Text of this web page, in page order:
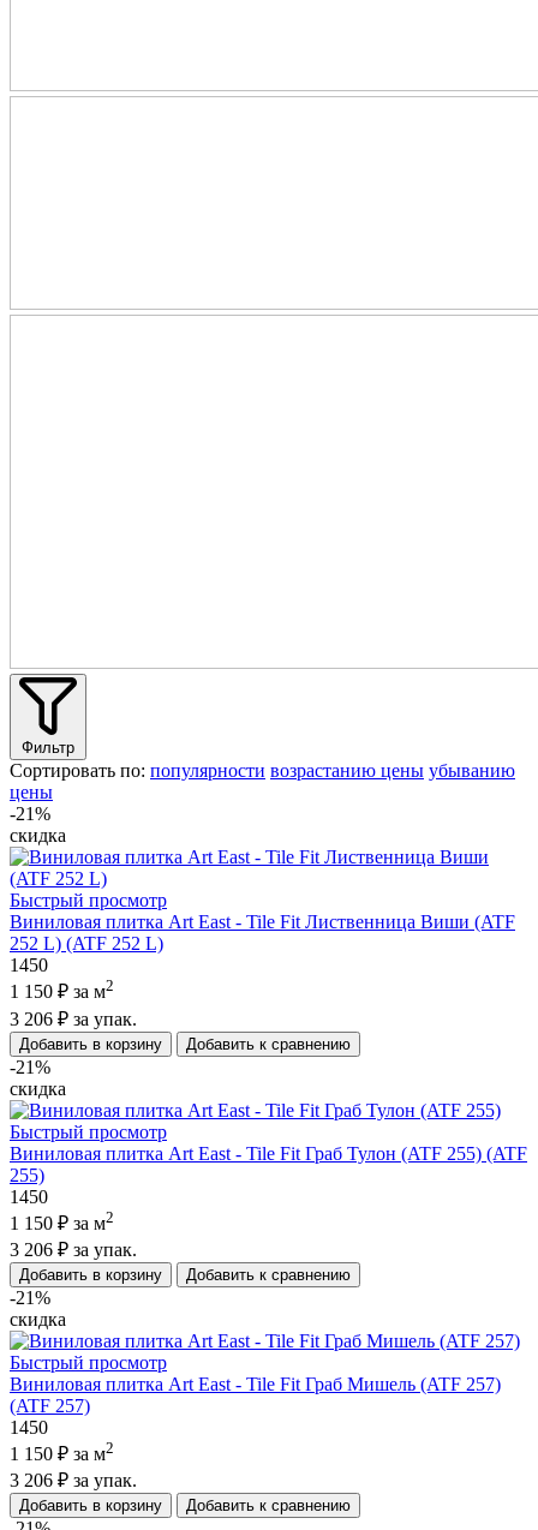
Фильтр
Сортировать по: популярности возрастанию цены убыванию
цены
-21%
скидка
Быстрый просмотр
Виниловая плитка Art East - Tile Fit Лиственница Виши (ATF
252 L) (ATF 252 L)
1450
1 150 ₽ за м2
3 206 ₽ за упак.
Добавить в корзину Добавить к сравнению
-21%
скидка
Быстрый просмотр
Виниловая плитка Art East - Tile Fit Граб Тулон (ATF 255) (ATF
255)
1450
1 150 ₽ за м2
3 206 ₽ за упак.
Добавить в корзину Добавить к сравнению
-21%
скидка
Быстрый просмотр
Виниловая плитка Art East - Tile Fit Граб Мишель (ATF 257)
(ATF 257)
1450
1 150 ₽ за м2
3 206 ₽ за упак.
Добавить в корзину Добавить к сравнению